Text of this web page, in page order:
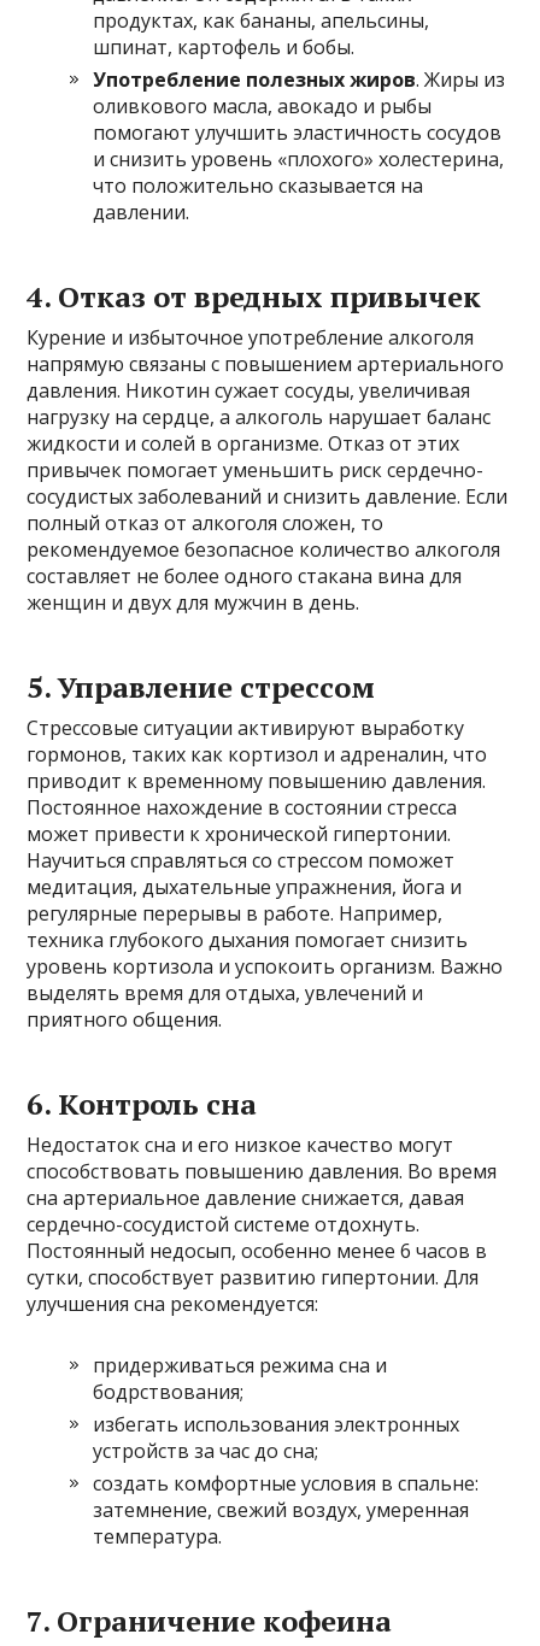
продуктах, как бананы, апельсины,
шпинат, картофель и бобы.
Употребление полезных жиров. Жиры из
оливкового масла, авокадо и рыбы
помогают улучшить эластичность сосудов
и снизить уровень «плохого» холестерина,
что положительно сказывается на
давлении.
4. Отказ от вредных привычек
Курение и избыточное употребление алкоголя
напрямую связаны с повышением артериального
давления. Никотин сужает сосуды, увеличивая
нагрузку на сердце, а алкоголь нарушает баланс
жидкости и солей в организме. Отказ от этих
привычек помогает уменьшить риск сердечно-
сосудистых заболеваний и снизить давление. Если
полный отказ от алкоголя сложен, то
рекомендуемое безопасное количество алкоголя
составляет не более одного стакана вина для
женщин и двух для мужчин в день.
5. Управление стрессом
Стрессовые ситуации активируют выработку
гормонов, таких как кортизол и адреналин, что
приводит к временному повышению давления.
Постоянное нахождение в состоянии стресса
может привести к хронической гипертонии.
Научиться справляться со стрессом поможет
медитация, дыхательные упражнения, йога и
регулярные перерывы в работе. Например,
техника глубокого дыхания помогает снизить
уровень кортизола и успокоить организм. Важно
выделять время для отдыха, увлечений и
приятного общения.
6. Контроль сна
Недостаток сна и его низкое качество могут
способствовать повышению давления. Во время
сна артериальное давление снижается, давая
сердечно-сосудистой системе отдохнуть.
Постоянный недосып, особенно менее 6 часов в
сутки, способствует развитию гипертонии. Для
улучшения сна рекомендуется:
придерживаться режима сна и
бодрствования;
избегать использования электронных
устройств за час до сна;
создать комфортные условия в спальне:
затемнение, свежий воздух, умеренная
температура.
7. Ограничение кофеина